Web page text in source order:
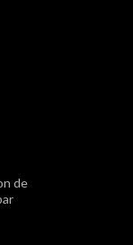
de